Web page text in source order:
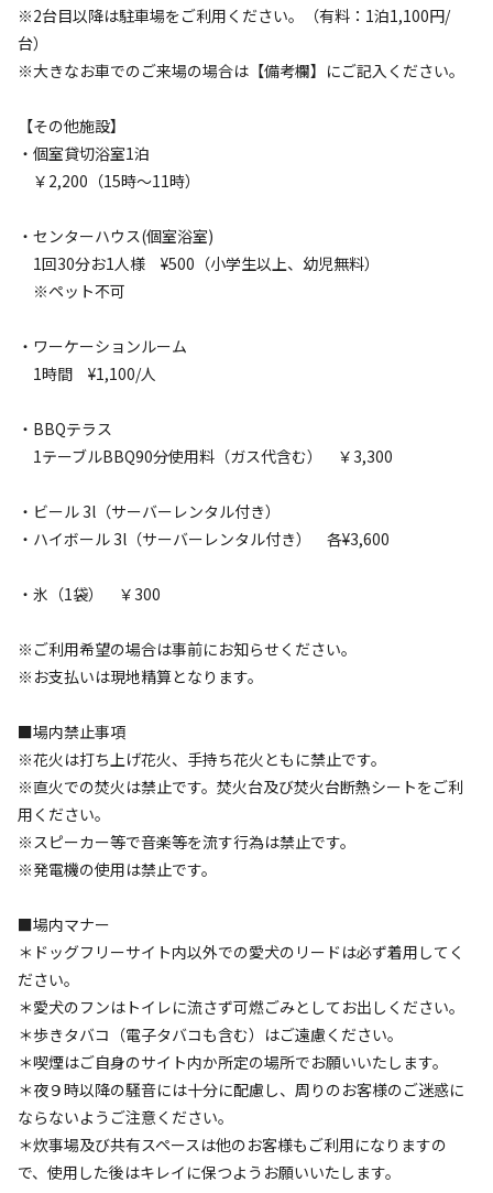
※2台目以降は駐車場をご利用ください。（有料：1泊1,100円/
台）
※大きなお車でのご来場の場合は【備考欄】にご記入ください。
【その他施設】
・個室貸切浴室1泊
￥2,200（15時～11時）
・センターハウス(個室浴室)
1回30分お1人様 ¥500（小学生以上、幼児無料）
※ペット不可
・ワーケーションルーム
1時間 ¥1,100/人
・BBQテラス
1テーブルBBQ90分使用料（ガス代含む） ￥3,300
・ビール 3l（サーバーレンタル付き）
・ハイボール 3l（サーバーレンタル付き） 各¥3,600
・氷（1袋） ￥300
※ご利用希望の場合は事前にお知らせください。
※お支払いは現地精算となります。
■場内禁止事項
※花火は打ち上げ花火、手持ち花火ともに禁止です。
※直火での焚火は禁止です。焚火台及び焚火台断熱シートをご利
用ください。
※スピーカー等で音楽等を流す行為は禁止です。
※発電機の使用は禁止です。
■場内マナー
＊ドッグフリーサイト内以外での愛犬のリードは必ず着用してく
ださい。
＊愛犬のフンはトイレに流さず可燃ごみとしてお出しください。
＊歩きタバコ（電子タバコも含む）はご遠慮ください。
＊喫煙はご自身のサイト内か所定の場所でお願いいたします。
＊夜９時以降の騒音には十分に配慮し、周りのお客様のご迷惑に
ならないようご注意ください。
＊炊事場及び共有スペースは他のお客様もご利用になりますの
で、使用した後はキレイに保つようお願いいたします。
イン日は15時からチェックアウト日は11時まで何回でもご利
用可能です。
料金：ご一泊￥2,200
を承ります。
0287-74-6960（月曜日～金曜日　9時～17時まで）
ンピングカーサイト②普通車OK!! ワンちゃん連れ、お子様連
れの方に大人気です！
お早めにご予約下さい！
＜ご予約開始日のお知らせ＞
ご予約開始日は3か月前の月初1日正午頃を予定しておりま
ご不便をおかけいたしますが、何卒ご理解の程、どうぞよろ
しくお願い申し上げます。
※※※※※※※
クワットCAMP（@qwat）さんのYouTubeにて当施設を紹介
「クワットCAMP」でご検索の上ご視聴いただけますと幸い
ドボタンもよろしくお願いいたします
※※※※※※※
利用タイプ
チェックイン チェックアウト
利用人数
検索対象
検索